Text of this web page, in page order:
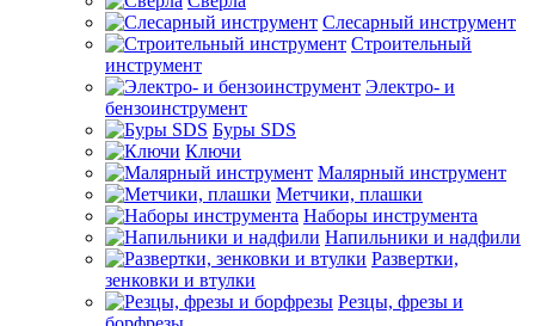
Слесарный инструмент
Строительный
инструмент
Электро- и
бензоинструмент
Буры SDS
Ключи
Малярный инструмент
Метчики, плашки
Наборы инструмента
Напильники и надфили
Развертки,
зенковки и втулки
Резцы, фрезы и